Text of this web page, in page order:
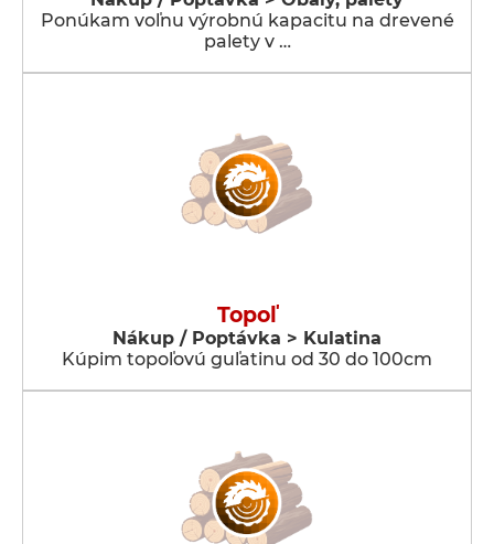
Ponúkam voľnu výrobnú kapacitu na drevené
palety v …
Topoľ
Nákup / Poptávka > Kulatina
Kúpim topoľovú guľatinu od 30 do 100cm